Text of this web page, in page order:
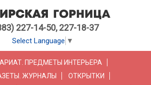
227-14-50, 227-18-37
Select Language ▼
ПРЕДМЕТЫ ИНТЕРЬЕРА
ЖУРНАЛЫ
ОТКРЫТКИ